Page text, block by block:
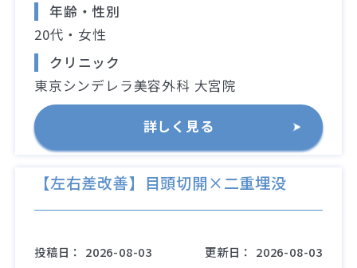
年齢・性別
20代・女性
クリニック
東京シンデレラ美容外科 大宮院
詳しく見る
【左右差改善】目頭切開×二重埋没
投稿日： 2026-08-03 更新日： 2026-08-03